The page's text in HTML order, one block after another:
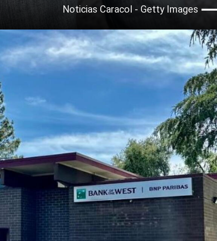
Noticias Caracol - Getty Images